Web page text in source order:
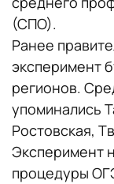
(СПО).
Ранее
эксперимент
регионов.
упоминались
Ростовская,
Эксперимент
процедуры